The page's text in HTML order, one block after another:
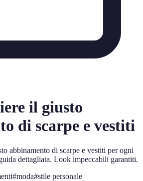
il giusto
di scarpe e vestiti
abbinamento di scarpe e vestiti per ogni
dettagliata. Look impeccabili garantiti.
#moda#stile personale